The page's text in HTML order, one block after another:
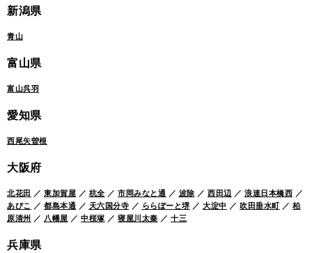
新潟県
青山
富山県
富山呉羽
愛知県
西尾矢曽根
大阪府
北花田 ／ 東加賀屋 ／ 杭全 ／ 市岡みなと通 ／ 波除 ／ 西田辺 ／ 浪速日本橋西 ／
あびこ
／ 都島本通 ／ 天六国分寺 ／ ららぽーと堺 ／ 大淀中 ／ 吹田垂水町／ 柏
原清州
／ 八幡屋 ／ 中桜塚 ／ 寝屋川太秦 ／ 十三
兵庫県